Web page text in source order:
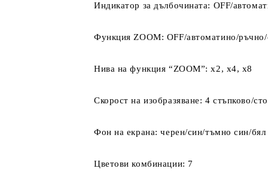
Индикатор за дълбочината: OFF/
Функция ZOOM: OFF/автоматино/
Нива на функция “ZOOM”: х2, х4, х8
Скорост на изобразяване: 4 стъпково/
Фон на екрана: черен/син/тъмно син/бял
Цветови комбинации: 7